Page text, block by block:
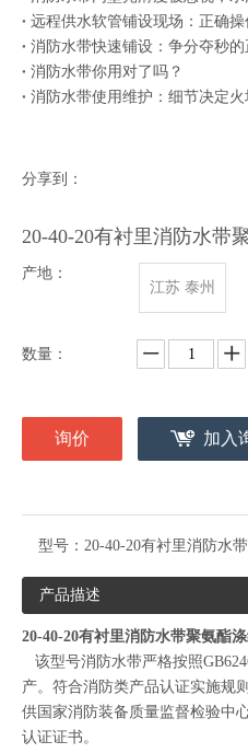
远程供水软管铺设现场：正确
消防水带快速铺设：争分夺秒
消防水带你用对了吗？
消防水带使用维护：细节决定火
分享到：
20-40-20有衬里消防水带
产地：
江苏 泰州
数量：
询价 加入
型号： 20-40-20有衬里消防水
产品描述
20-40-20有衬里消防水带聚氨酯
该型号消防水带严格按照
产。符合消防类产品认证实施规
供国家消防装备质量监督检验中
认证证书。